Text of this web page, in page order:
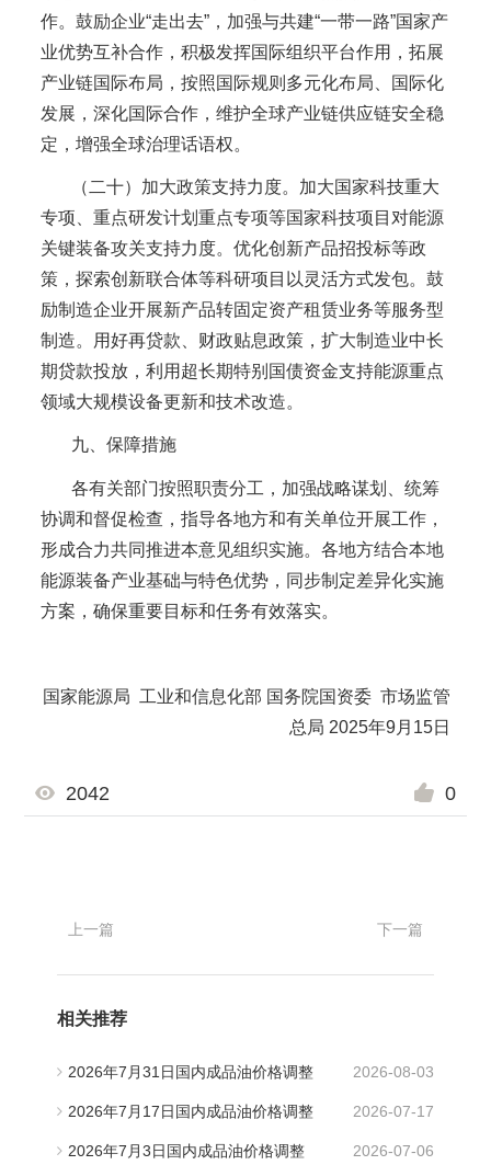
作。鼓励企业“走出去”，加强与共建“一带一路”国家产
业优势互补合作，积极发挥国际组织平台作用，拓展
产业链国际布局，按照国际规则多元化布局、国际化
发展，深化国际合作，维护全球产业链供应链安全稳
定，增强全球治理话语权。
（二十）加大政策支持力度。加大国家科技重大
专项、重点研发计划重点专项等国家科技项目对能源
关键装备攻关支持力度。优化创新产品招投标等政
策，探索创新联合体等科研项目以灵活方式发包。鼓
励制造企业开展新产品转固定资产租赁业务等服务型
制造。用好再贷款、财政贴息政策，扩大制造业中长
期贷款投放，利用超长期特别国债资金支持能源重点
领域大规模设备更新和技术改造。
九、保障措施
各有关部门按照职责分工，加强战略谋划、统筹
协调和督促检查，指导各地方和有关单位开展工作，
形成合力共同推进本意见组织实施。各地方结合本地
能源装备产业基础与特色优势，同步制定差异化实施
方案，确保重要目标和任务有效落实。
国家能源局 工业和信息化部 国务院国资委 市场监管
总局 2025年9月15日
2042 0
上一篇 下一篇
相关推荐
2026-08-03
2026年7月31日国内成品油价格调整
2026-07-17
2026年7月17日国内成品油价格调整
2026-07-06
2026年7月3日国内成品油价格调整